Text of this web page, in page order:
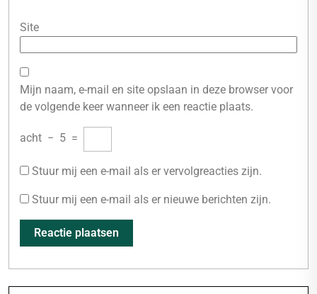
Site
Mijn naam, e-mail en site opslaan in deze browser voor
de volgende keer wanneer ik een reactie plaats.
acht − 5 =
Stuur mij een e-mail als er vervolgreacties zijn.
Stuur mij een e-mail als er nieuwe berichten zijn.